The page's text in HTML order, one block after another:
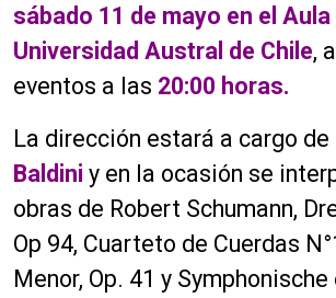
sábado 11 de mayo en el
Universidad Austral de Chile,
eventos a las 20:00 horas.
La dirección estará a cargo de
Baldini y en la ocasión se
obras de Robert Schumann,
Op 94, Cuarteto de Cuerdas
Menor, Op. 41 y